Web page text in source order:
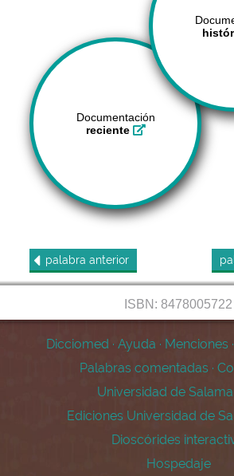
Documentación
reciente
palabra anterior
ISBN: 8478005722
Dicciomed · Ayuda · Menciones ·
Palabras comentadas ·
Universidad de
Ediciones Universidad de
Dioscórides
Hospedaje